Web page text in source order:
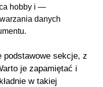
hobby i —
danych
podstawowe sekcje, z
je zapamiętać i
w takiej